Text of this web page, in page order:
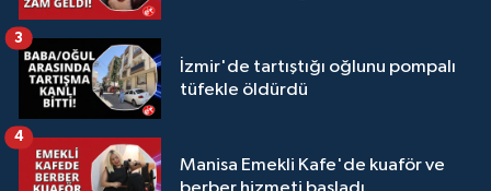
İzmir'de tartıştığı oğlunu pompalı
tüfekle öldürdü
3
Manisa Emekli Kafe'de kuaför ve
4